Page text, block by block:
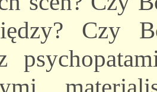
Czy